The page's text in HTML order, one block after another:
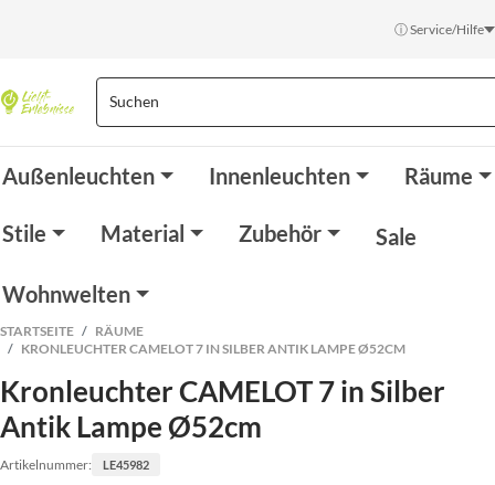
ⓘ Service/Hilfe
Außenleuchten Innenleuchten Räume
Stile Material Zubehör Sale
Wohnwelten
STARTSEITE
RÄUME
KRONLEUCHTER CAMELOT 7 IN SILBER ANTIK LAMPE Ø52CM
Kronleuchter CAMELOT 7 in Silber
Antik Lampe Ø52cm
Artikelnummer: LE45982